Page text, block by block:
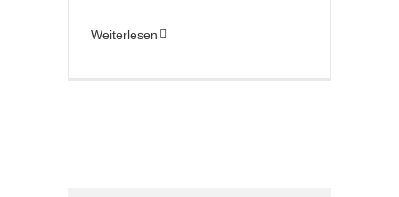
Weiterlesen